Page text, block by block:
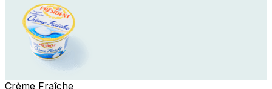
Crème Fraîche